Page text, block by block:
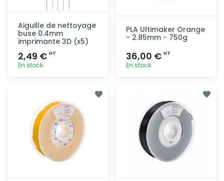
Aiguille de nettoyage
buse 0.4mm
imprimante 3D (x5)
2,49 € HT
En stock
PLA Ultimaker Orange
- 2.85mm - 750g
36,00 € HT
En stock